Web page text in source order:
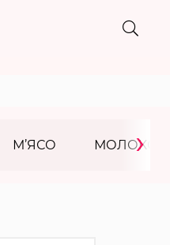
М’ЯСО МОЛОКО
›